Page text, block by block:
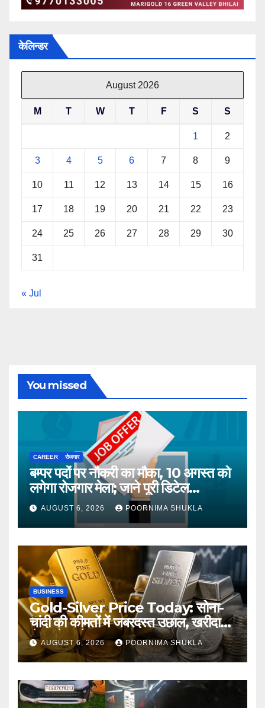
केलिन्डर
August 2026
M T W T F S S
1 2
3 4 5 6 7 8 9
10 11 12 13 14 15 16
17 18 19 20 21 22 23
24 25 26 27 28 29 30
31
« Jul
You missed
CAREER रोजगार
बम्पर पदों पर नौकरी का मौका, 10 अगस्त को
लगेगा रोजगार मेला; जाने पूरी डिटेल…
AUGUST 6, 2026 POORNIMA SHUKLA
BUSINESS
Gold-Silver Price Today: सोना-
चांदी की कीमतों में जबरदस्त उछाल, खरीदारी
से पहले जानें आज का ताजा भाव…
AUGUST 6, 2026 POORNIMA SHUKLA